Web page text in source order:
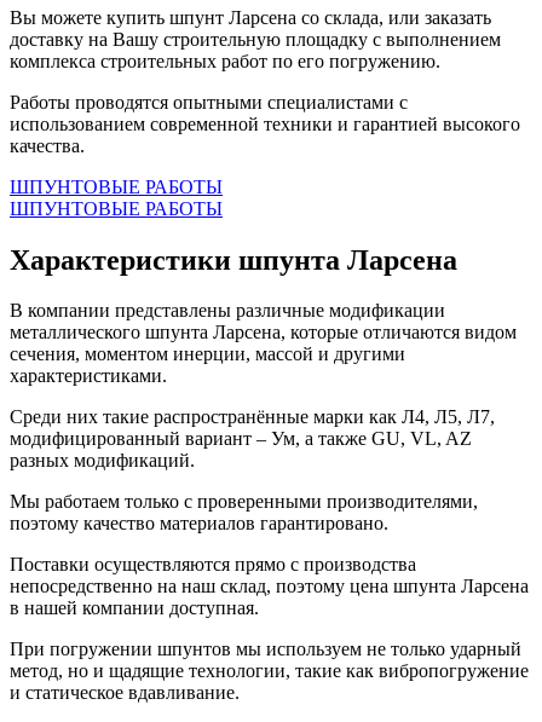
Вы можете купить шпунт Ларсена со склада, или заказать
доставку на Вашу строительную площадку с выполнением
комплекса строительных работ по его погружению.
Работы проводятся опытными специалистами с
использованием современной техники и гарантией высокого
качества.
ШПУНТОВЫЕ РАБОТЫ
ШПУНТОВЫЕ РАБОТЫ
Характеристики шпунта Ларсена
В компании представлены различные модификации
металлического шпунта Ларсена, которые отличаются видом
сечения, моментом инерции, массой и другими
характеристиками.
Среди них такие распространённые марки как Л4, Л5, Л7,
модифицированный вариант – Ум, а также GU, VL, AZ
разных модификаций.
Мы работаем только с проверенными производителями,
поэтому качество материалов гарантировано.
Поставки осуществляются прямо с производства
непосредственно на наш склад, поэтому цена шпунта Ларсена
в нашей компании доступная.
При погружении шпунтов мы используем не только ударный
метод, но и щадящие технологии, такие как вибропогружение
и статическое вдавливание.